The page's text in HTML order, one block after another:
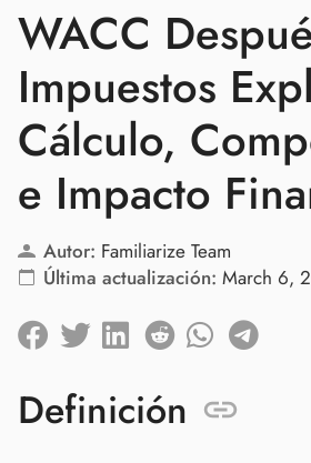
WACC
Impuestos
Cálculo,
e Impacto
Autor: Familiarize Team
Última actualización: March 6,
Definición